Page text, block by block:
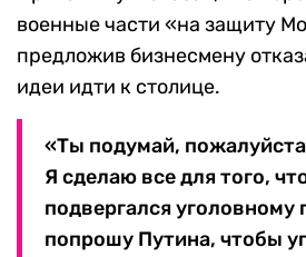
военные части «на защиту
предложив бизнесмену
идеи идти к столице.
«Ты подумай,
Я сделаю все для того,
подвергался
попрошу Путина, чтобы